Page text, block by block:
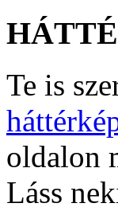
Te is
oldalon
Láss